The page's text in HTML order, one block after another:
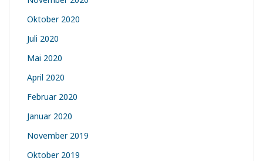
Oktober 2020
Juli 2020
Mai 2020
April 2020
Februar 2020
Januar 2020
November 2019
Oktober 2019